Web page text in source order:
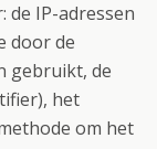
de IP-adressen
door de
gebruikt, de
het
om het